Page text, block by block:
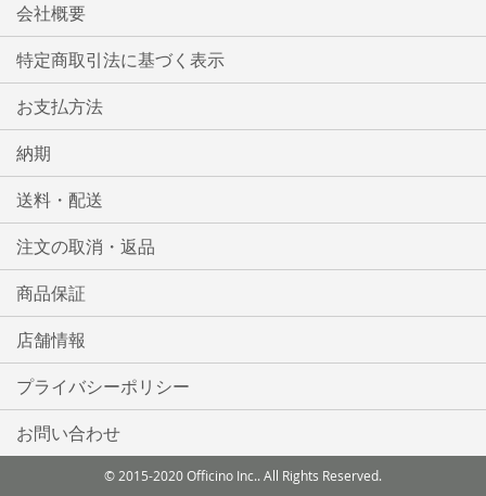
会社概要
特定商取引法に基づく表示
お支払方法
納期
送料・配送
注文の取消・返品
商品保証
店舗情報
プライバシーポリシー
お問い合わせ
© 2015-2020 Officino Inc.. All Rights Reserved.